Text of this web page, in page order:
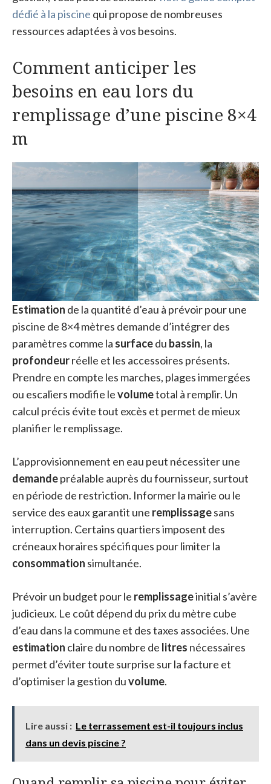
dédié à la piscine qui propose de nombreuses
ressources adaptées à vos besoins.
Comment anticiper les
besoins en eau lors du
remplissage d’une piscine 8×4
m
Estimation de la quantité d’eau à prévoir pour une
piscine de 8×4 mètres demande d’intégrer des
paramètres comme la surfacedu bassin, la
profondeurréelle et les accessoires présents.
Prendre en compte les marches, plages immergées
ou escaliers modifie levolumetotal à remplir. Un
calcul précis évite tout excès et permet de mieux
planifier le remplissage.
L’approvisionnement en eau peut nécessiter une
demandepréalable auprès du fournisseur, surtout
en période de restriction. Informer la mairie ou le
service des eaux garantit une remplissagesans
interruption. Certains quartiers imposent des
créneaux horaires spécifiques pour limiter la
consommation simultanée.
Prévoir un budget pour le remplissageinitial s’avère
judicieux. Le coût dépend du prix du mètre cube
d’eau dans la commune et des taxes associées. Une
estimation claire du nombre de litres nécessaires
permet d’éviter toute surprise sur la facture et
d’optimiser la gestion duvolume.
Lire aussi : Le terrassement est-il toujours inclus
dans un devis piscine ?